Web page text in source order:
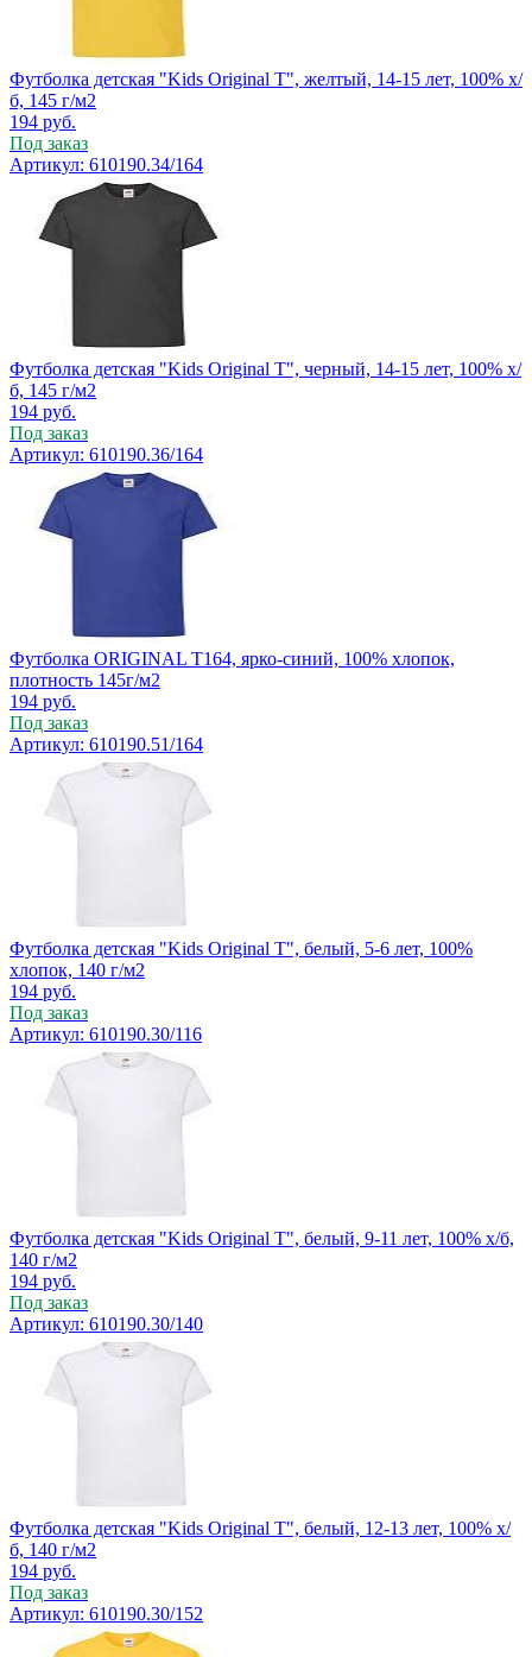
Футболка детская "Kids Original T", желтый, 14-15 лет, 100% х/
б, 145 г/м2
194 руб.
Под заказ
Артикул: 610190.34/164
Футболка детская "Kids Original T", черный, 14-15 лет, 100% х/
б, 145 г/м2
194 руб.
Под заказ
Артикул: 610190.36/164
Футболка ORIGINAL T164, ярко-синий, 100% хлопок,
плотность 145г/м2
194 руб.
Под заказ
Артикул: 610190.51/164
Футболка детская "Kids Original T", белый, 5-6 лет, 100%
хлопок, 140 г/м2
194 руб.
Под заказ
Артикул: 610190.30/116
Футболка детская "Kids Original T", белый, 9-11 лет, 100% х/б,
140 г/м2
194 руб.
Под заказ
Артикул: 610190.30/140
Футболка детская "Kids Original T", белый, 12-13 лет, 100% х/
б, 140 г/м2
194 руб.
Под заказ
Артикул: 610190.30/152